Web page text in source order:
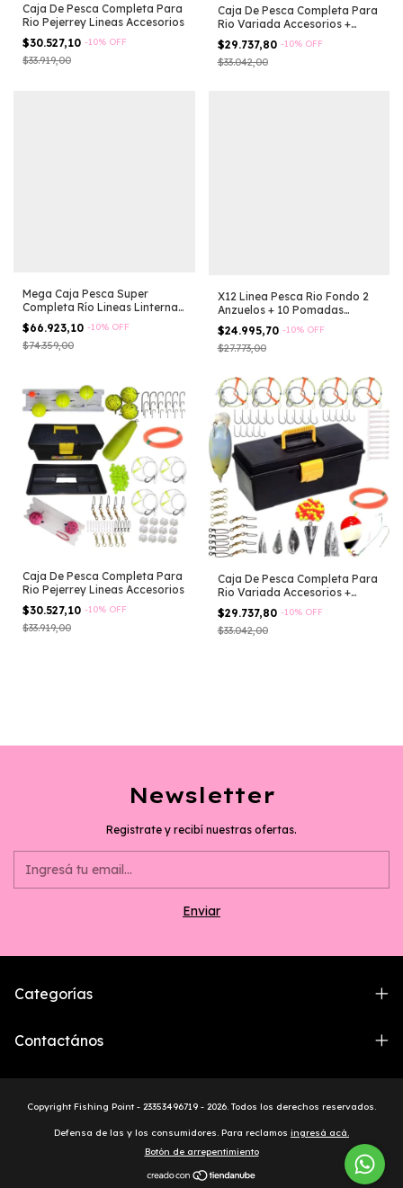
Caja De Pesca Completa Para
Rio Pejerrey Lineas Accesorios
$30.527,10 -10% OFF
$33.919,00
Caja De Pesca Completa Para
Rio Variada Accesorios +
Ranita
$29.737,80 -10% OFF
$33.042,00
Mega Caja Pesca Super
Completa Río Lineas Linterna
+ Lineas
$66.923,10 -10% OFF
$74.359,00
X12 Linea Pesca Rio Fondo 2
Anzuelos + 10 Pomadas
Variada
$24.995,70 -10% OFF
$27.773,00
Caja De Pesca Completa Para
Rio Pejerrey Lineas Accesorios
$30.527,10 -10% OFF
$33.919,00
Caja De Pesca Completa Para
Rio Variada Accesorios +
Ranita
$29.737,80 -10% OFF
$33.042,00
Newsletter
Registrate y recibí nuestras ofertas.
Categorías
Contactános
Copyright Fishing Point - 23353496719 - 2026. Todos los derechos reservados.
Defensa de las y los consumidores. Para reclamos ingresá acá.
Botón de arrepentimiento